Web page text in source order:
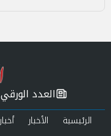
العدد الورقي
الرئيسية الأخبار